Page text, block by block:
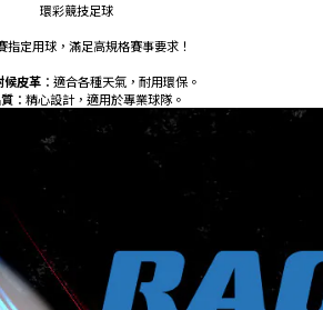
環彩競技足球
指定用球，滿足高規格賽事要求！
候皮革 ：適合各種天氣，耐用環保。
：精心設計，適用於專業球隊。